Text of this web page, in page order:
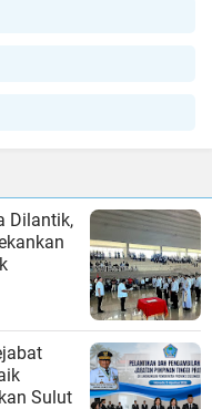
Dilantik,
Sulut